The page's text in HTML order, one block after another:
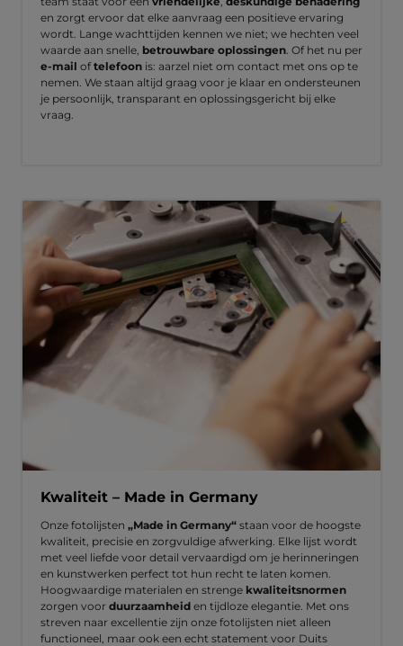
en zorgt ervoor dat elke aanvraag een positieve ervaring
wordt. Lange wachttijden kennen we niet; we hechten veel
waarde aan snelle, betrouwbare oplossingen. Of het nu per
e-mail oftelefoon is: aarzel niet om contact met ons op te
nemen. We staan altijd graag voor je klaar en ondersteunen
je persoonlijk, transparant en oplossingsgericht bij elke
vraag.
Kwaliteit – Made in Germany
Onze fotolijsten „Made in Germany“ staan voor de hoogste
kwaliteit, precisie en zorgvuldige afwerking. Elke lijst wordt
met veel liefde voor detail vervaardigd om je herinneringen
en kunstwerken perfect tot hun recht te laten komen.
Hoogwaardige materialen en strenge kwaliteitsnormen
zorgen voor duurzaamheid en tijdloze elegantie. Met ons
streven naar excellentie zijn onze fotolijsten niet alleen
functioneel, maar ook een echt statement voor Duits